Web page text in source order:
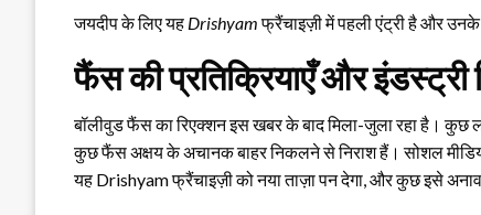
जयदीप के लिए यह Drishyamफ्रैंचाइज़ी में पहली एंट्री है और
फैंस की प्रतिक्रियाएँ और इंडस्ट्री
बॉलीवुड फैंस का रिएक्शन इस खबर के बाद मिला-जुला रहा है। कुछ
कुछ फैंस अक्षय के अचानक बाहर निकलने से निराश हैं। सोशल
यह Drishyam फ्रैंचाइज़ी को नया ताज़ा पन देगा, और कुछ इसे